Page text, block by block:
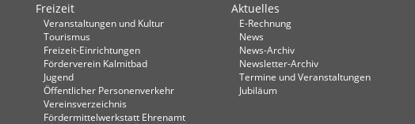
Freizeit
Veranstaltungen und Kultur
Tourismus
Freizeit-Einrichtungen
Förderverein Kalmitbad
Jugend
Öffentlicher Personenverkehr
Vereinsverzeichnis
Fördermittelwerkstatt Ehrenamt
Aktuelles
E-Rechnung
News
News-Archiv
Newsletter-Archiv
Termine und Veranstaltungen
Jubiläum